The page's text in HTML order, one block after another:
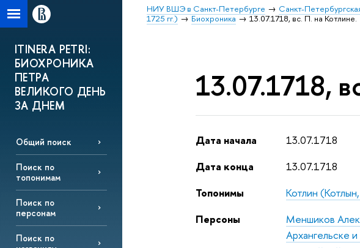
НИУ ВШЭ в Санкт-Петербурге Санкт-
1725 гг.)
Биохроника 13.07.1718, вс. П. на Котлине.
ITINERA PETRI:
БИОХРОНИКА
ПЕТРА
ВЕЛИКОГО ДЕНЬ
ЗА ДНЕМ
Общий поиск
Поиск по
топонимам
Поиск по
персонам
Поиск по
13.07.1718,
Дата начала
13.07.1718
Дата конца
13.07.1718
Топонимы
Котлин
Персоны
Меншиков
Архангельске